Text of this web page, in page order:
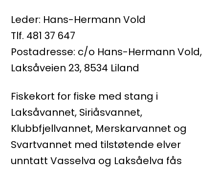
Leder: Hans-Hermann Vold
Tlf. 481 37 647
Postadresse: c/o Hans-Hermann Vold,
Laksåveien 23, 8534 Liland
Fiskekort for fiske med stang i
Laksåvannet, Siriåsvannet,
Klubbfjellvannet, Merskarvannet og
Svartvannet med tilstøtende elver
unntatt Vasselva og Laksåelva fås